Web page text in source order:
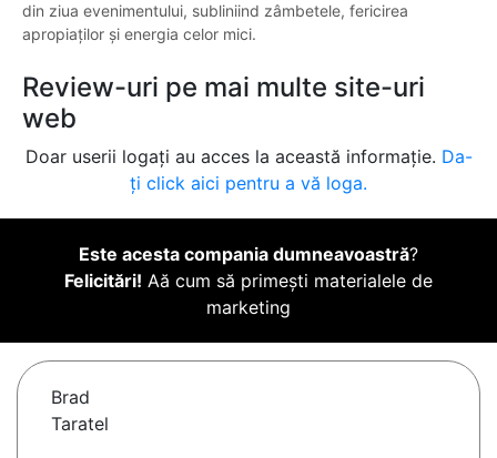
din ziua evenimentului, subliniind zâmbetele, fericirea
apropiaților și energia celor mici.
Review-uri pe mai multe site-uri
web
Doar userii logați au acces la această informație. Da-
ți click aici pentru a vă loga.
Este acesta compania dumneavoastră?
Felicitări! Aă cum să primești materialele de
marketing
Brad
Taratel